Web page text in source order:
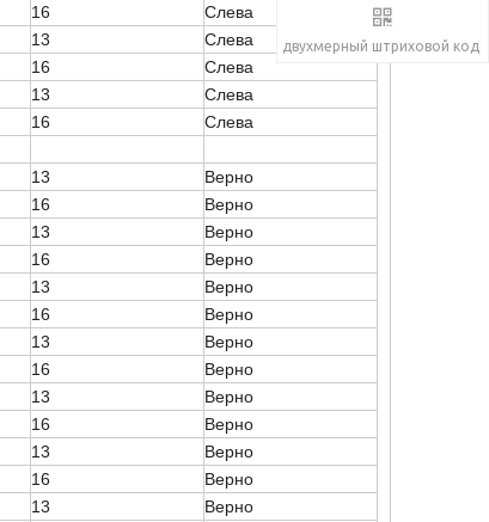
16
Слева
13
Слева
16
Слева
13
Слева
16 Слева
13
Верно
16
Верно
13
Верно
16
Верно
13
Верно
16
Верно
13
Верно
16
Верно
13
Верно
16
Верно
13
Верно
16
Верно
13
Верно
двухмерный штриховой код